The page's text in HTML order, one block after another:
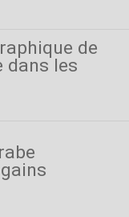
de
dans les